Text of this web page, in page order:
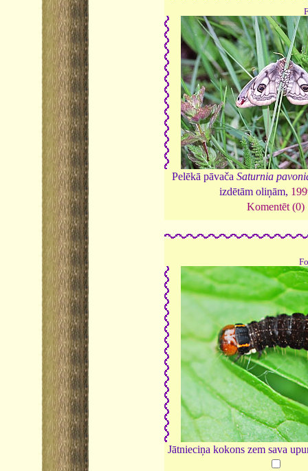
Pelēkā pāvača Saturnia
izdētām oliņām,
Komentēt (0)
Jātnieciņa kokons zem sava